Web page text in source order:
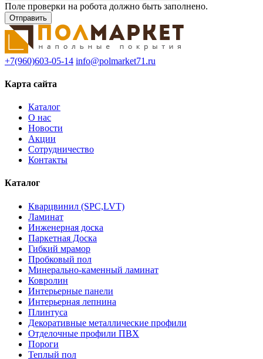
Поле проверки на робота должно быть заполнено.
+7(960)603-05-14 info@polmarket71.ru
Карта сайта
Каталог
О нас
Новости
Акции
Сотрудничество
Контакты
Каталог
Кварцвинил (SPC,LVT)
Ламинат
Инженерная доска
Паркетная Доска
Гибкий мрамор
Пробковый пол
Минерально-каменный ламинат
Ковролин
Интерьерные панели
Интерьерная лепнина
Плинтуса
Декоративные металлические профили
Отделочные профили ПВХ
Пороги
Теплый пол